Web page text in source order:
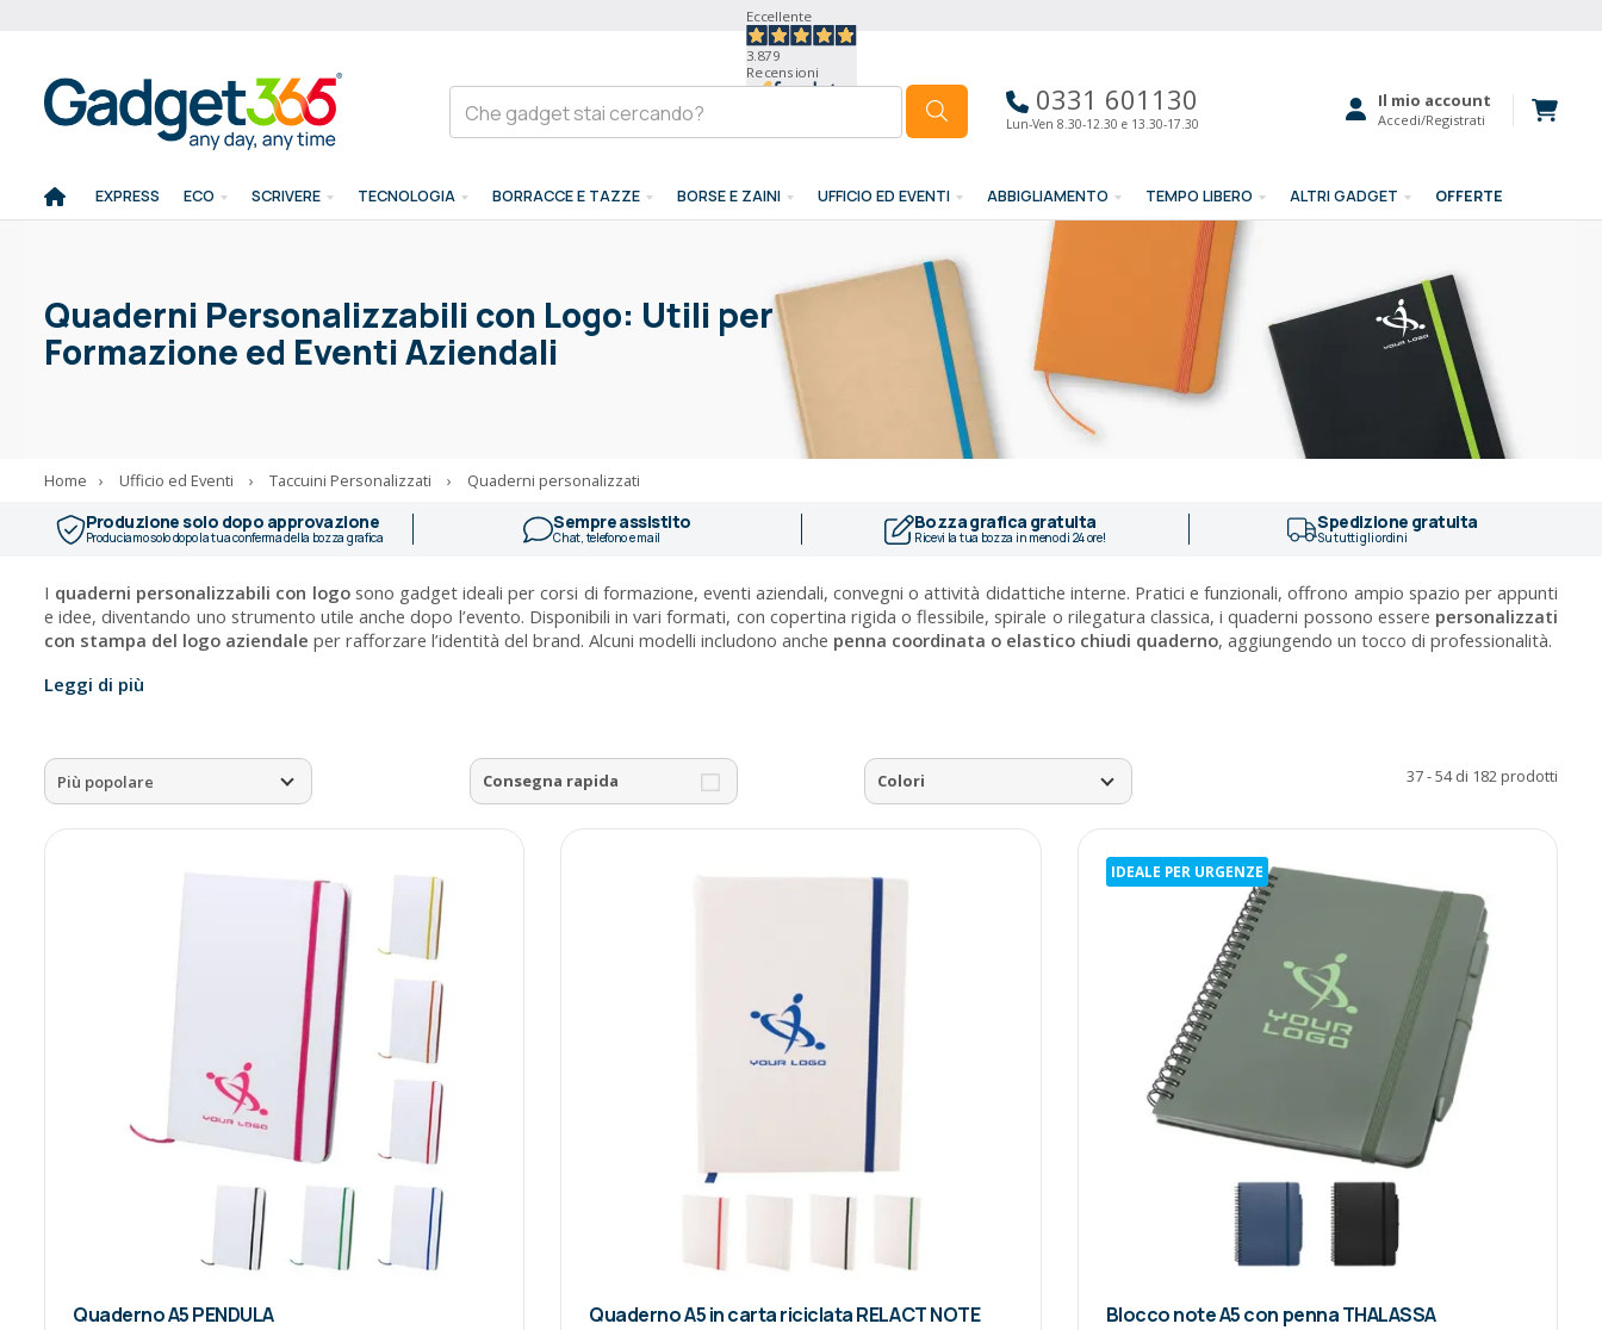
Eccellente
3.879
Recensioni
0331 601130
Lun-Ven 8.30-12.30 e 13.30-17.30
Il mio account
Accedi/Registrati
EXPRESS ECO SCRIVERE TECNOLOGIA BORRACCE E TAZZE BORSE E ZAINI UFFICIO ED EVENTI ABBIGLIAMENTO TEMPO LIBERO ALTRI GADGET OFFERTE
Quaderni Personalizzabili con Logo: Utili per
Formazione ed Eventi Aziendali
Home › Ufficio ed Eventi › Taccuini Personalizzati › Quaderni personalizzati
Produzione solo dopo approvazione
Produciamo solo dopo la tua conferma della bozza grafica
Sempre assistito
Chat, telefono e mail
Bozza grafica gratuita
Ricevi la tua bozza in meno di 24 ore!
Spedizione gratuita
Su tutti gli ordini
I quaderni personalizzabili con logosono gadget ideali per corsi di formazione, eventi aziendali, convegni o attività didattiche interne. Pratici e funzionali, offrono ampio spazio per appunti
e idee, diventando uno strumento utile anche dopo l’evento. Disponibili in vari formati, con copertina rigida o flessibile, spirale o rilegatura classica, i quaderni possono essere personalizzati
con stampa del logo aziendale per rafforzare l’identità del brand. Alcuni modelli includono anche penna coordinata o elastico chiudi quaderno, aggiungendo un tocco di professionalità.
Leggi di più
Più popolare Consegna rapida Colori 37 - 54 di 182 prodotti
Quaderno A5 PENDULA Quaderno A5 in carta riciclata RELACT NOTE
IDEALE PER URGENZE
Blocco note A5 con penna THALASSA